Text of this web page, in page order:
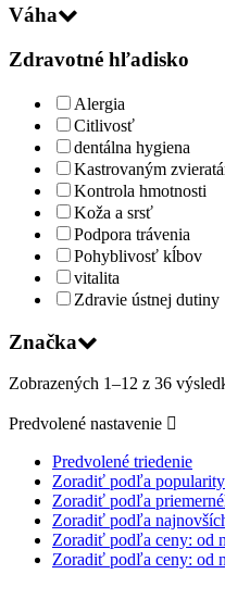
Váha
Zdravotné hľadisko
Alergia
Citlivosť
dentálna hygiena
Kastrovaným
Kontrola hmotnosti
Koža a srsť
Podpora trávenia
Pohyblivosť kĺbov
vitalita
Zdravie ústnej dutiny
Značka
Zobrazených 1–12 z 36
Predvolené nastavenie
Predvolené triedenie
Zoradiť podľa popularity
Zoradiť podľa
Zoradiť podľa
Zoradiť podľa ceny: od
Zoradiť podľa ceny: od